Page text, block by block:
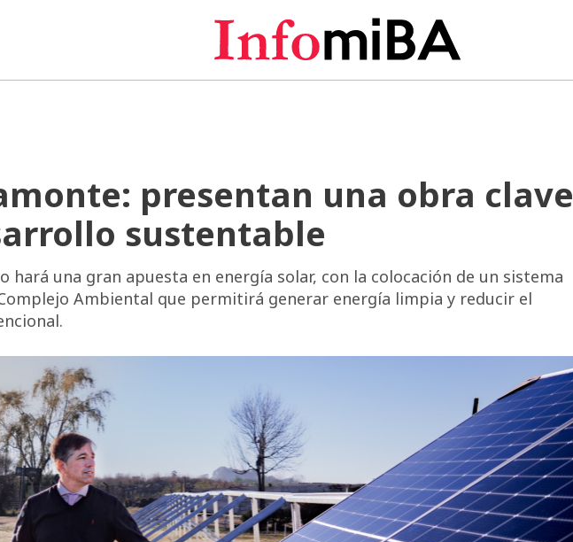
presentan una obra clave
sustentable
hará una gran apuesta en energía solar, con la colocación de un sistema
Ambiental que permitirá generar energía limpia y reducir el